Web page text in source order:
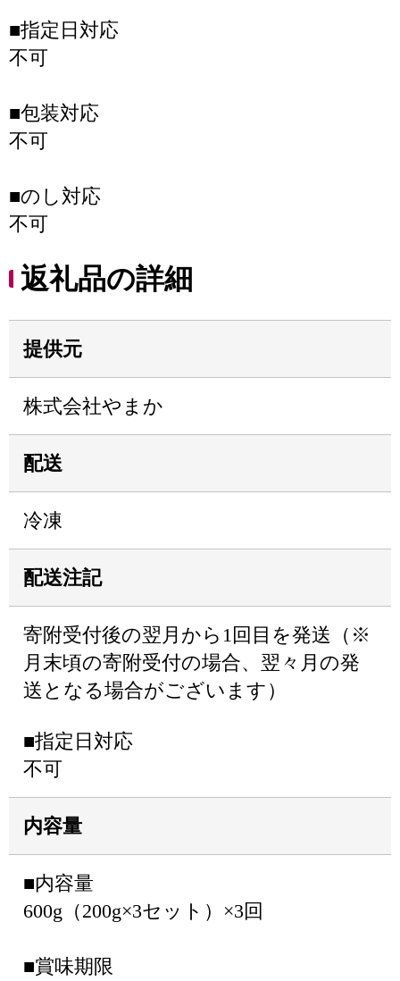
■指定日対応
不可
■包装対応
不可
■のし対応
不可
返礼品の詳細
提供元
株式会社やまか
配送
冷凍
配送注記
寄附受付後の翌月から1回目を発送（※
月末頃の寄附受付の場合、翌々月の発
送となる場合がございます）
■指定日対応
不可
内容量
■内容量
600g（200g×3セット）×3回
■賞味期限